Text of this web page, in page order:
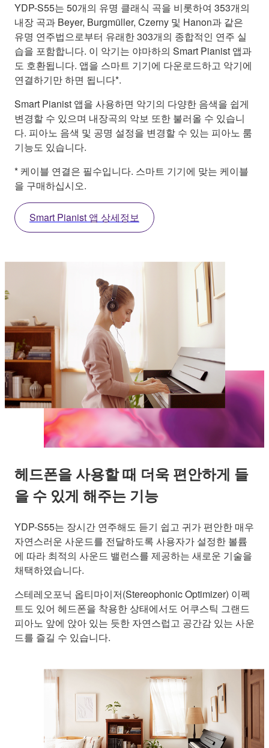
YDP-S55는 50개의 유명 클래식 곡을 비롯하여 353개의
내장 곡과 Beyer, Burgmüller, Czerny 및 Hanon과 같은
유명 연주법으로부터 유래한 303개의 종합적인 연주 실
습을 포함합니다. 이 악기는 야마하의 Smart Pianist 앱과
도 호환됩니다. 앱을 스마트 기기에 다운로드하고 악기에
연결하기만 하면 됩니다*.
Smart Pianist 앱을 사용하면 악기의 다양한 음색을 쉽게
변경할 수 있으며 내장곡의 악보 또한 불러올 수 있습니
다. 피아노 음색 및 공명 설정을 변경할 수 있는 피아노 룸
기능도 있습니다.
* 케이블 연결은 필수입니다. 스마트 기기에 맞는 케이블
을 구매하십시오.
Smart Pianist 앱 상세정보
헤드폰을 사용할 때 더욱 편안하게 들
을 수 있게 해주는 기능
YDP-S55는 장시간 연주해도 듣기 쉽고 귀가 편안한 매우
자연스러운 사운드를 전달하도록 사용자가 설정한 볼륨
에 따라 최적의 사운드 밸런스를 제공하는 새로운 기술을
채택하였습니다.
스테레오포닉 옵티마이저(Stereophonic Optimizer) 이펙
트도 있어 헤드폰을 착용한 상태에서도 어쿠스틱 그랜드
피아노 앞에 앉아 있는 듯한 자연스럽고 공간감 있는 사운
드를 즐길 수 있습니다.